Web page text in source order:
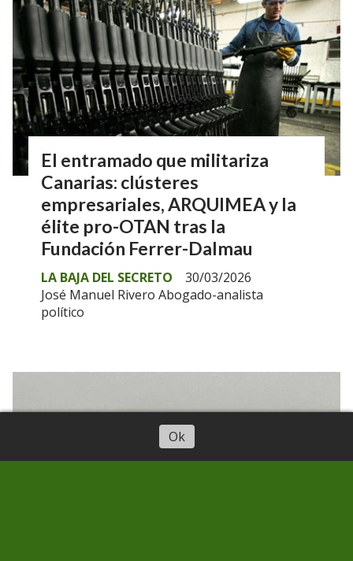
El entramado que militariza
Canarias: clústeres
empresariales, ARQUIMEA y la
élite pro-OTAN tras la
Fundación Ferrer-Dalmau
José Manuel Rivero Abogado-analista
político
LA BAJA DEL SECRETO 30/03/2026
Ok